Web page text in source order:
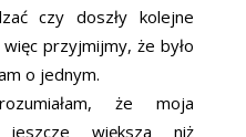
czy doszły kolejne
przyjmijmy, że było
o jednym.
że moja
jeszcze większa niż